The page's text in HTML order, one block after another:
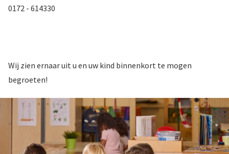
0172 - 614330
Wij zien ernaar uit u en uw kind binnenkort te mogen
begroeten!